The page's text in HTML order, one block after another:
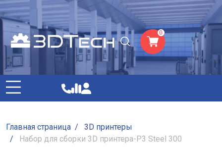
0
Главная страница /
3D принтеры
/
Набор для сборки 3D принтера-P3 Steel 300